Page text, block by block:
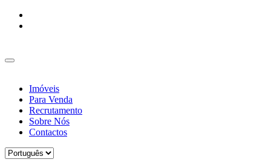
Imóveis
Para Venda
Recrutamento
Sobre Nós
Contactos